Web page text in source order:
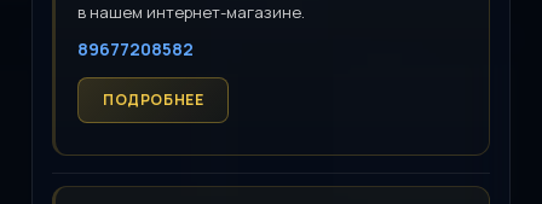
в нашем интернет-магазине.
89677208582